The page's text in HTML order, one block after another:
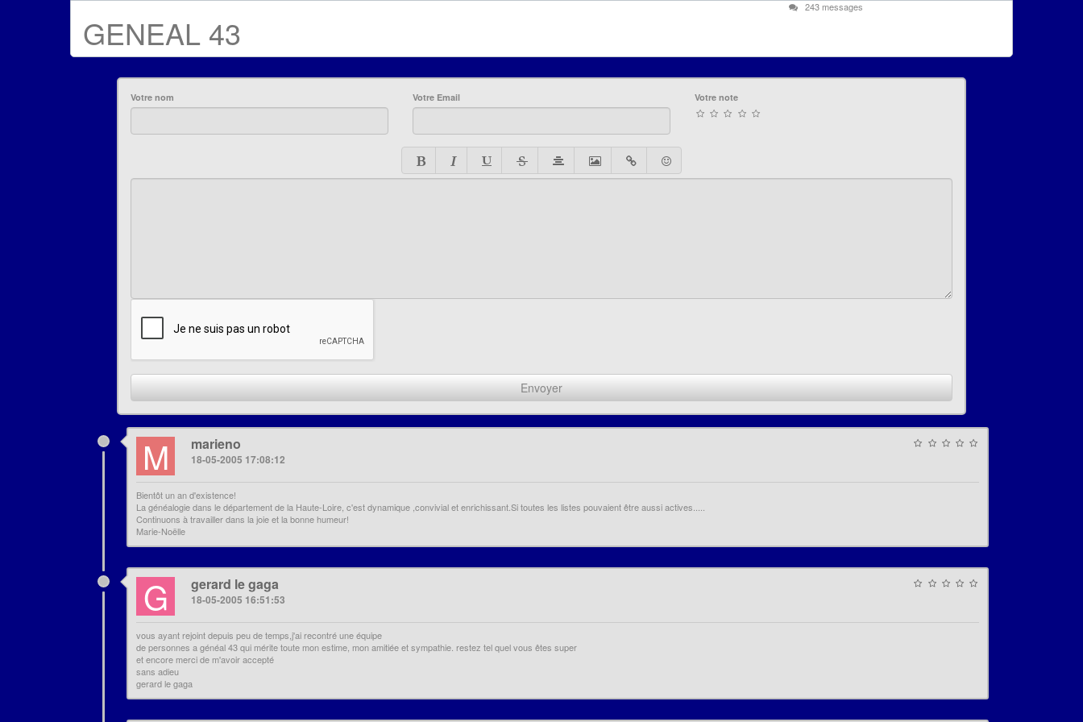
GENEAL 43
243 messages
Votre nom Votre Email Votre note
M marieno
18-05-2005 17:08:12
Bientôt un an d'existence!
La généalogie dans le département de la Haute-Loire, c'est dynamique ,convivial et enrichissant.Si toutes les listes pouvaient être aussi actives.....
Continuons à travailler dans la joie et la bonne humeur!
Marie-Noëlle
G gerard le gaga
18-05-2005 16:51:53
vous ayant rejoint depuis peu de temps,j'ai recontré une équipe
de personnes a généal 43 qui mérite toute mon estime, mon amitiée et sympathie. restez tel quel vous êtes super
et encore merci de m'avoir accepté
sans adieu
gerard le gaga